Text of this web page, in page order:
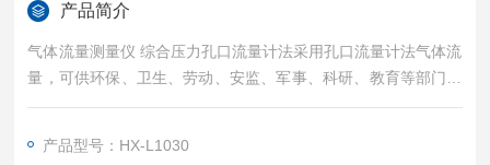
产品简介
气体流量测量仪 综合压力孔口流量计法采用孔口流量计法气体流
量，可供环保、卫生、劳动、安监、军事、科研、教育等部门用
于气路流量测量及流量仪器校准。
产品型号：HX-L1030